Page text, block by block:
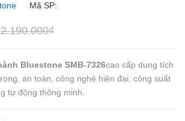
Mã SP:
2.190.000₫
Bluestone SMB-7326cao cấp dung tích
an toàn, công nghệ hiện đại, công suất
tự động thông minh.